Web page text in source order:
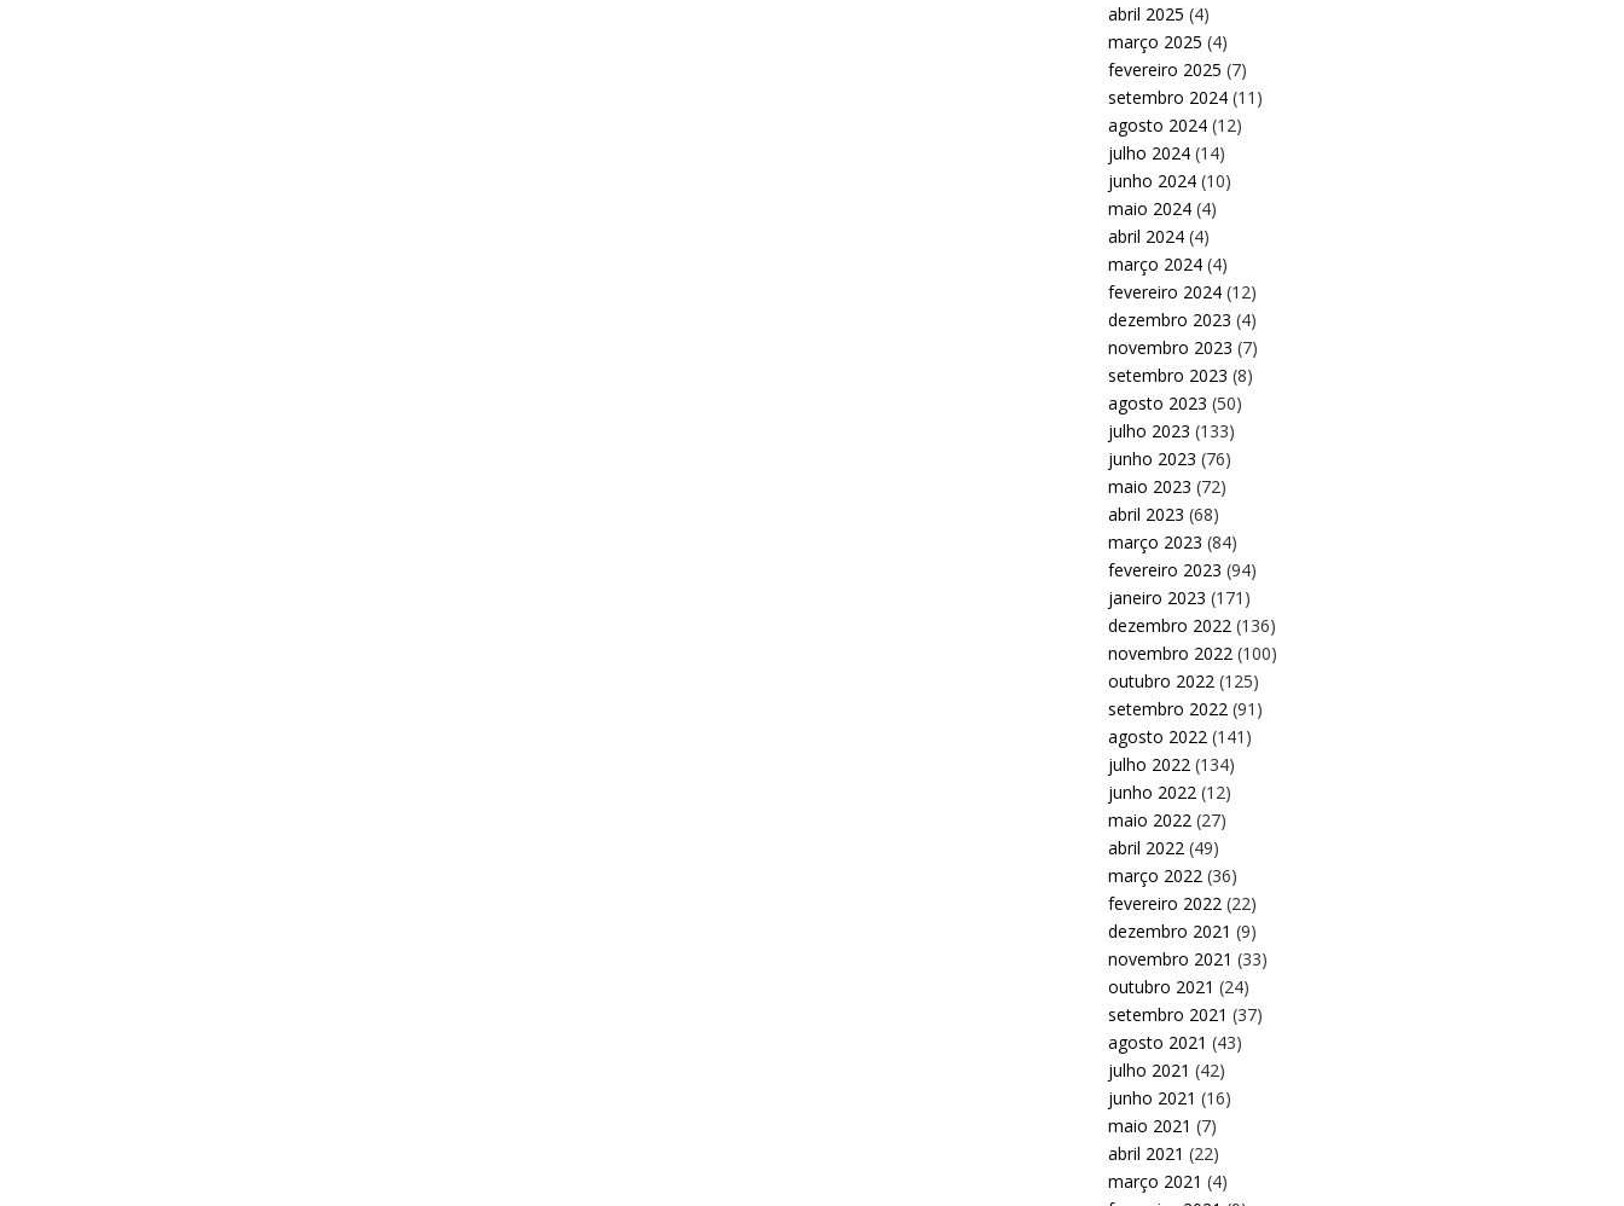
abril 2025 (4)
março 2025 (4)
fevereiro 2025 (7)
setembro 2024 (11)
agosto 2024 (12)
julho 2024 (14)
junho 2024 (10)
maio 2024 (4)
abril 2024 (4)
março 2024 (4)
fevereiro 2024 (12)
dezembro 2023 (4)
novembro 2023 (7)
setembro 2023 (8)
agosto 2023 (50)
julho 2023 (133)
junho 2023 (76)
maio 2023 (72)
abril 2023 (68)
março 2023 (84)
fevereiro 2023 (94)
janeiro 2023 (171)
dezembro 2022 (136)
novembro 2022 (100)
outubro 2022 (125)
setembro 2022 (91)
agosto 2022 (141)
julho 2022 (134)
junho 2022 (12)
maio 2022 (27)
abril 2022 (49)
março 2022 (36)
fevereiro 2022 (22)
dezembro 2021 (9)
novembro 2021 (33)
outubro 2021 (24)
setembro 2021 (37)
agosto 2021 (43)
julho 2021 (42)
junho 2021 (16)
maio 2021 (7)
abril 2021 (22)
março 2021 (4)